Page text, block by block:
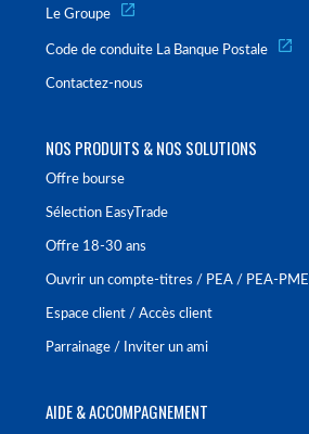
Le Groupe
Code de conduite La Banque Postale
Contactez-nous
NOS PRODUITS & NOS SOLUTIONS
Offre bourse
Sélection EasyTrade
Offre 18-30 ans
Ouvrir un compte-titres / PEA / PEA-PME
Espace client / Accès client
Parrainage / Inviter un ami
AIDE & ACCOMPAGNEMENT